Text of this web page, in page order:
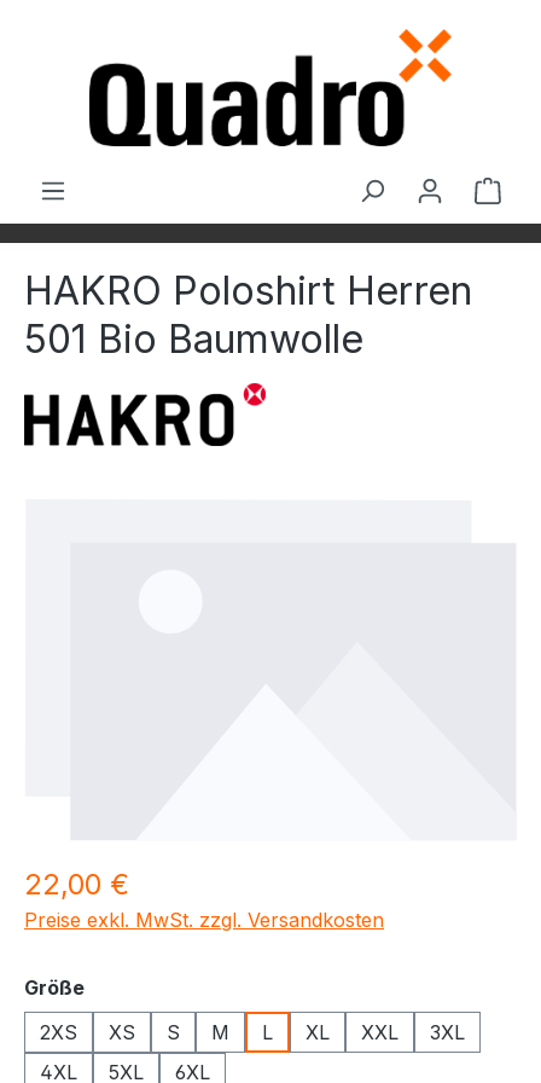
HAKRO Poloshirt Herren
501 Bio Baumwolle
Regulärer Preis:
22,00 €
Preise exkl. MwSt. zzgl. Versandkosten
Größeauswählen
2XS
XS S M L XL XXL
3XL
4XL
5XL 6XL